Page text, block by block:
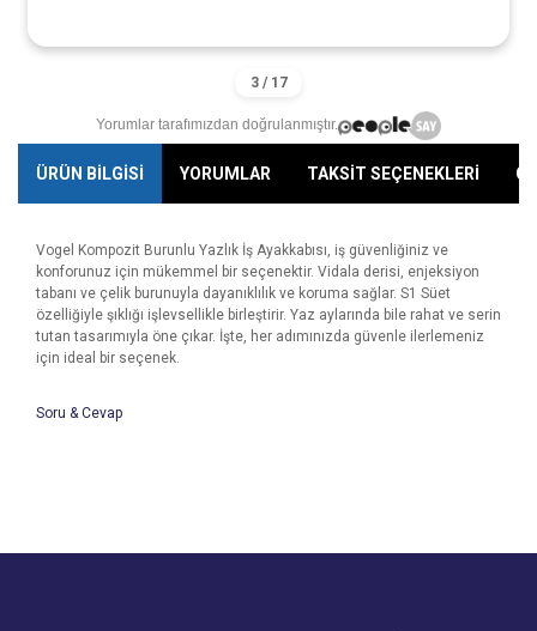
Yorumlar tarafımızdan doğrulanmıştır.
ÜRÜN BİLGİSİ YORUMLAR TAKSİT SEÇENEKLERİ
Vogel Kompozit Burunlu Yazlık İş Ayakkabısı, iş güvenliğiniz ve
konforunuz için mükemmel bir seçenektir. Vidala derisi, enjeksiyon
tabanı ve çelik burunuyla dayanıklılık ve koruma sağlar. S1 Süet
özelliğiyle şıklığı işlevsellikle birleştirir. Yaz aylarında bile rahat ve serin
tutan tasarımıyla öne çıkar. İşte, her adımınızda güvenle ilerlemeniz
için ideal bir seçenek.
Soru & Cevap